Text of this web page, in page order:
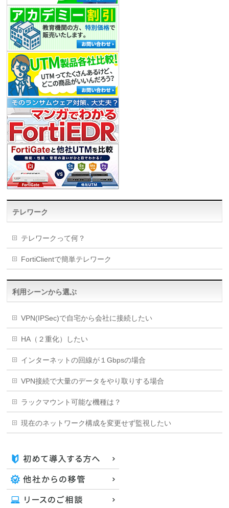
テレワーク
テレワークって何？
FortiClientで簡単テレワーク
利用シーンから選ぶ
VPN(IPSec)で自宅から会社に接続したい
HA（２重化）したい
インターネットの回線が１Gbpsの場合
VPN接続で大量のデータをやり取りする場合
ラックマウント可能な機種は？
現在のネットワーク構成を変更せず監視したい